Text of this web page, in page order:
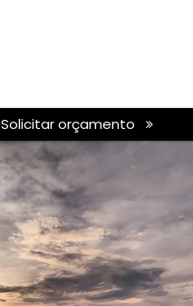
Solicitar orçamento